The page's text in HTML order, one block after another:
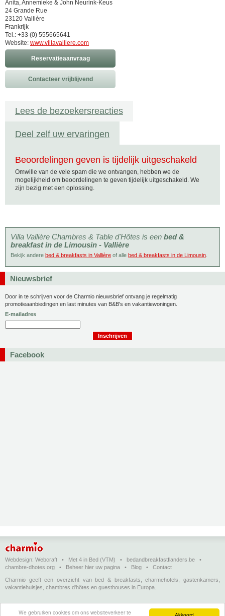
We gebruiken cookies om ons websiteverkeer te
Anita, Annemieke & John Neurink-Keus
24 Grande Rue
23120 Vallière
Frankrijk
Tel.: +33 (0) 555665641
Website: www.villavalliere.com
Reservatieaanvraag
Contacteer vrijblijvend
Lees de bezoekersreacties
Deel zelf uw ervaringen
Beoordelingen geven is tijdelijk uitgeschakeld
Omwille van de vele spam die we ontvangen, hebben we de
mogelijkheid om beoordelingen te geven tijdelijk uitgeschakeld. We
zijn bezig met een oplossing.
Villa Vallière Chambres & Table d'Hôtes is een bed &
breakfast in de Limousin - Vallière
Bekijk andere bed & breakfasts in Vallière of alle bed & breakfasts in de Limousin
Nieuwsbrief
Door in te schrijven voor de Charmio nieuwsbrief ontvang je regelmatig
promotieaanbiedingen en last minutes van B&B's en vakantiewoningen.
E-mailadres
Facebook
Webdesign: Webcraft • Met 4 in Bed (VTM) • bedandbreakfastflanders.be •
chambre-dhotes.org • Beheer hier uw pagina • Blog • Contact
Charmio geeft een overzicht van bed & breakfasts, charmehotels, gastenkamers,
vakantiehuisjes, chambres d'hôtes en guesthouses in Europa.
Bed & breakfasts, charmehotels en vakantiehuizen (in het Nederlands)•Chambres
d'hôtes, hôtels de charme et logements de vacances
(en français) • Bed &